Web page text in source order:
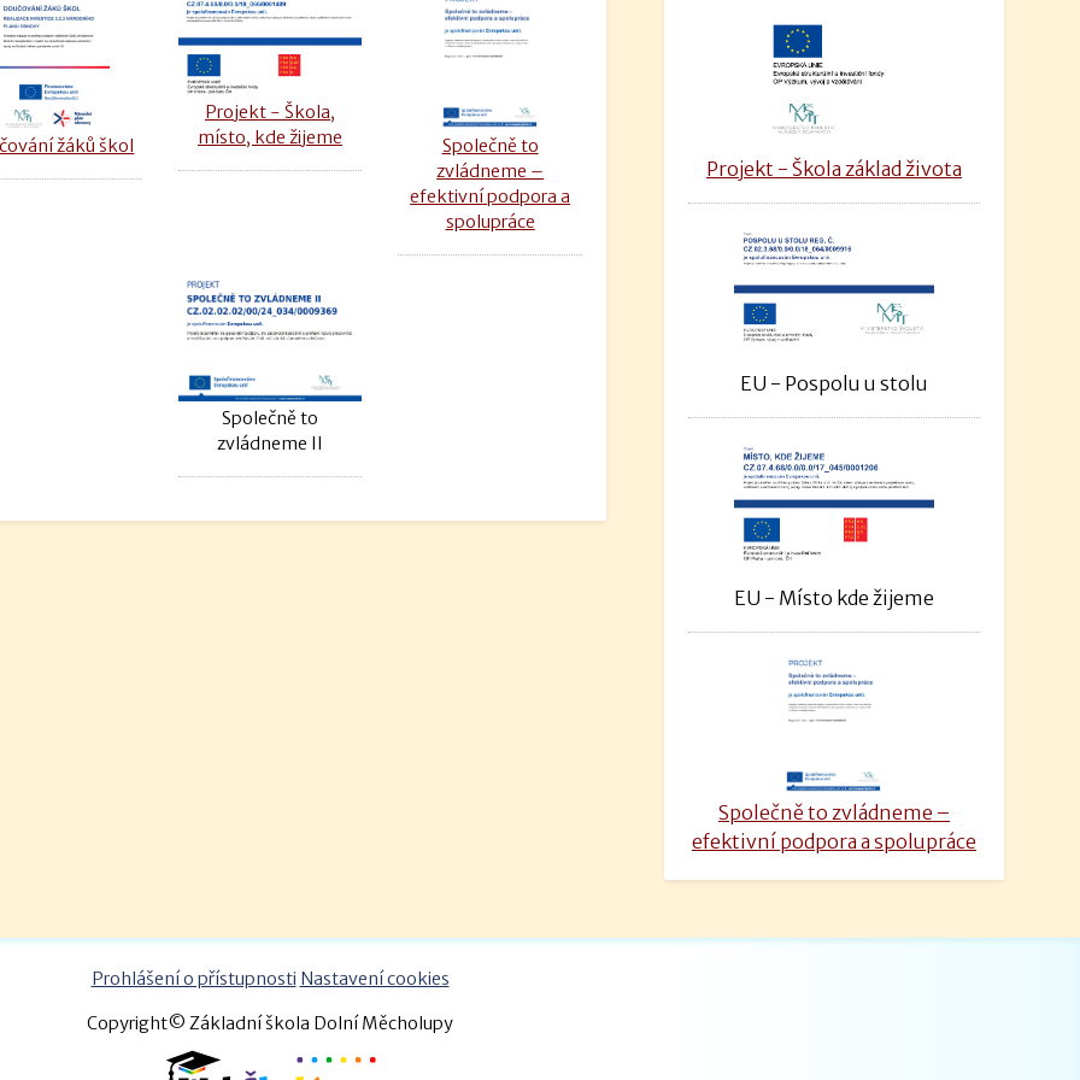
žáků škol
Projekt - Škola,
místo, kde žijeme
Společně to
zvládneme –
efektivní podpora a
spolupráce
Společně to
zvládneme II
Projekt - Škola základ života
EU - Pospolu u stolu
EU - Místo kde žijeme
Společně to zvládneme –
efektivní podpora a spolupráce
Prohlášení o přístupnosti Nastavení cookies
Copyright© Základní škola Dolní Měcholupy